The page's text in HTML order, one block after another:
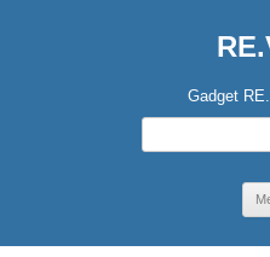
Gadget
Search